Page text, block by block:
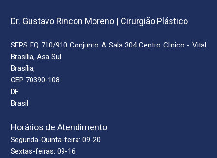
Dr. Gustavo Rincon Moreno | Cirurgião Plástico
SEPS EQ 710/910 Conjunto A Sala 304 Centro Clinico - Vital
Brasília, Asa Sul
Brasília,
CEP 70390-108
DF
Brasil
Horários de Atendimento
Segunda-Quinta-feira: 09-20
Sextas-feiras: 09-16